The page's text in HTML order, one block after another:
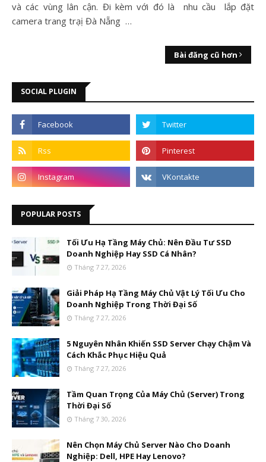
và các vùng lân cận. Đi kèm với đó là nhu cầu lắp đặt
camera trang trạị Đà Nẵng …
Bài đăng cũ hơn
SOCIAL PLUGIN
POPULAR POSTS
Tối Ưu Hạ Tầng Máy Chủ: Nên Đầu Tư SSD
Doanh Nghiệp Hay SSD Cá Nhân?
Tháng 7 27, 2026
Giải Pháp Hạ Tầng Máy Chủ Vật Lý Tối Ưu Cho
Doanh Nghiệp Trong Thời Đại Số
Tháng 7 27, 2026
5 Nguyên Nhân Khiến SSD Server Chạy Chậm Và
Cách Khắc Phục Hiệu Quả
Tháng 7 27, 2026
Tầm Quan Trọng Của Máy Chủ (Server) Trong
Thời Đại Số
Tháng 7 30, 2026
Nên Chọn Máy Chủ Server Nào Cho Doanh
Nghiệp: Dell, HPE Hay Lenovo?